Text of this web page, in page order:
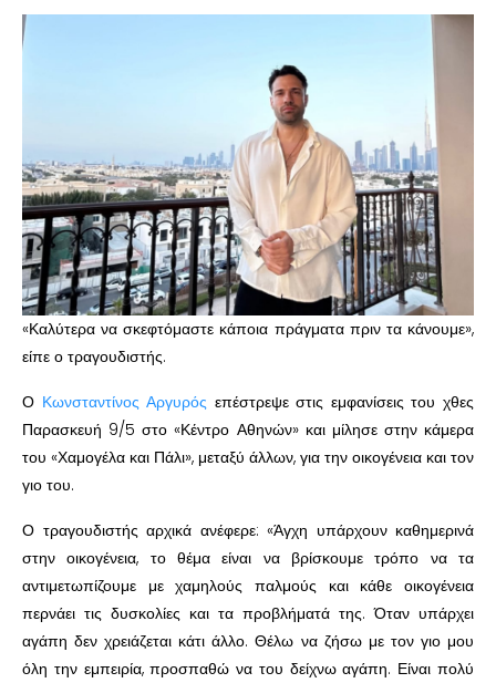
«Καλύτερα να σκεφτόμαστε κάποια πράγματα πριν τα κάνουμε»,
είπε ο τραγουδιστής.
Ο Κωνσταντίνος Αργυρός επέστρεψε στις εμφανίσεις του χθες
Παρασκευή 9/5 στο «Κέντρο Αθηνών» και μίλησε στην κάμερα
του «Χαμογέλα και Πάλι», μεταξύ άλλων, για την οικογένεια και τον
γιο του.
Ο τραγουδιστής αρχικά ανέφερε: «Άγχη υπάρχουν καθημερινά
στην οικογένεια, το θέμα είναι να βρίσκουμε τρόπο να τα
αντιμετωπίζουμε με χαμηλούς παλμούς και κάθε οικογένεια
περνάει τις δυσκολίες και τα προβλήματά της. Όταν υπάρχει
αγάπη δεν χρειάζεται κάτι άλλο. Θέλω να ζήσω με τον γιο μου
όλη την εμπειρία, προσπαθώ να του δείχνω αγάπη. Είναι πολύ